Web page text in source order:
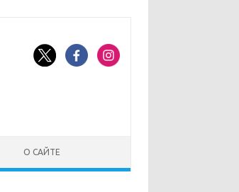
О САЙТЕ